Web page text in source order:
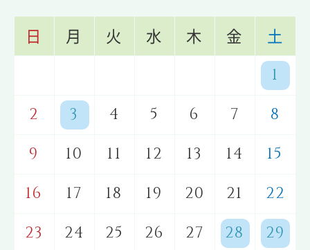
日 月 火 水 木 金 土
1
2
3 4 5 6 7
8
9
10 11 12 13 14
15
16
17 18 19 20 21
22
23
24 25 26 27 28
29